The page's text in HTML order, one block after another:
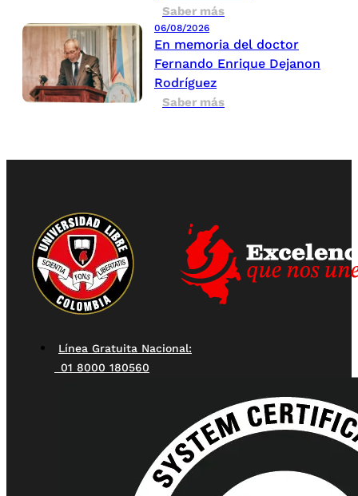
Saber más
06/08/2026
En memoria del doctor
Fernando Enrique Dejanon
Rodríguez
Saber más
Línea Gratuita Nacional:
01 8000 180560